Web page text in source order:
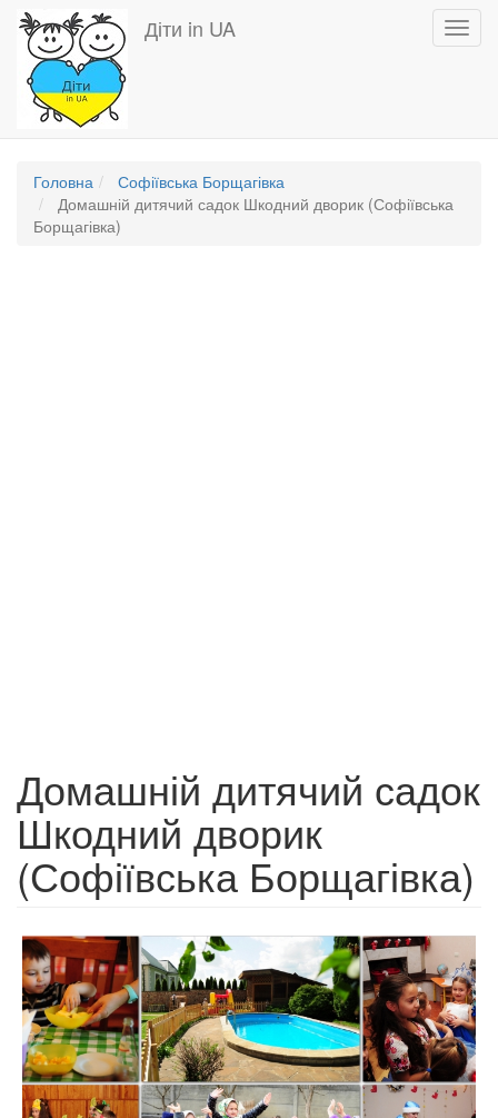
Перейти
основного
вмісту
Діти in UA
Головна
Софіївська Борщагівка
Домашній дитячий садок Шкодний дворик (Софіївська
Борщагівка)
Домашній дитячий садок
Шкодний дворик
(Софіївська Борщагівка)